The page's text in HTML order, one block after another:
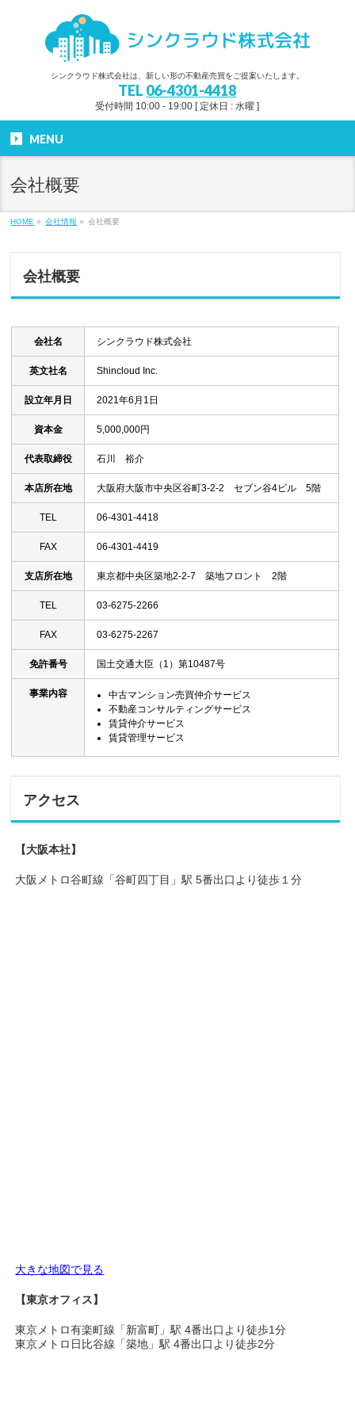
シンクラウド株式会社は、新しい形の不動産売買をご提案いたします。
TEL 06-4301-4418
受付時間 10:00 - 19:00 [ 定休日 : 水曜 ]
MENU
会社概要
HOME » 会社情報 » 会社概要
会社概要
会社名 シンクラウド株式会社
英文社名 Shincloud Inc.
設立年月日 2021年6月1日
資本金 5,000,000円
代表取締役 石川 裕介
本店所在地 大阪府大阪市中央区谷町3-2-2 セブン谷4ビル 5階
TEL 06-4301-4418
FAX 06-4301-4419
支店所在地 東京都中央区築地2-2-7 築地フロント 2階
TEL 03-6275-2266
FAX 03-6275-2267
免許番号 国土交通大臣（1）第10487号
事業内容
中古マンション売買仲介サービス
不動産コンサルティングサービス
賃貸仲介サービス
賃貸管理サービス
アクセス
【大阪本社】
大阪メトロ谷町線「谷町四丁目」駅 5番出口より徒歩１分
大きな地図で見る
【東京オフィス】
東京メトロ有楽町線「新富町」駅 4番出口より徒歩1分
東京メトロ日比谷線「築地」駅 4番出口より徒歩2分